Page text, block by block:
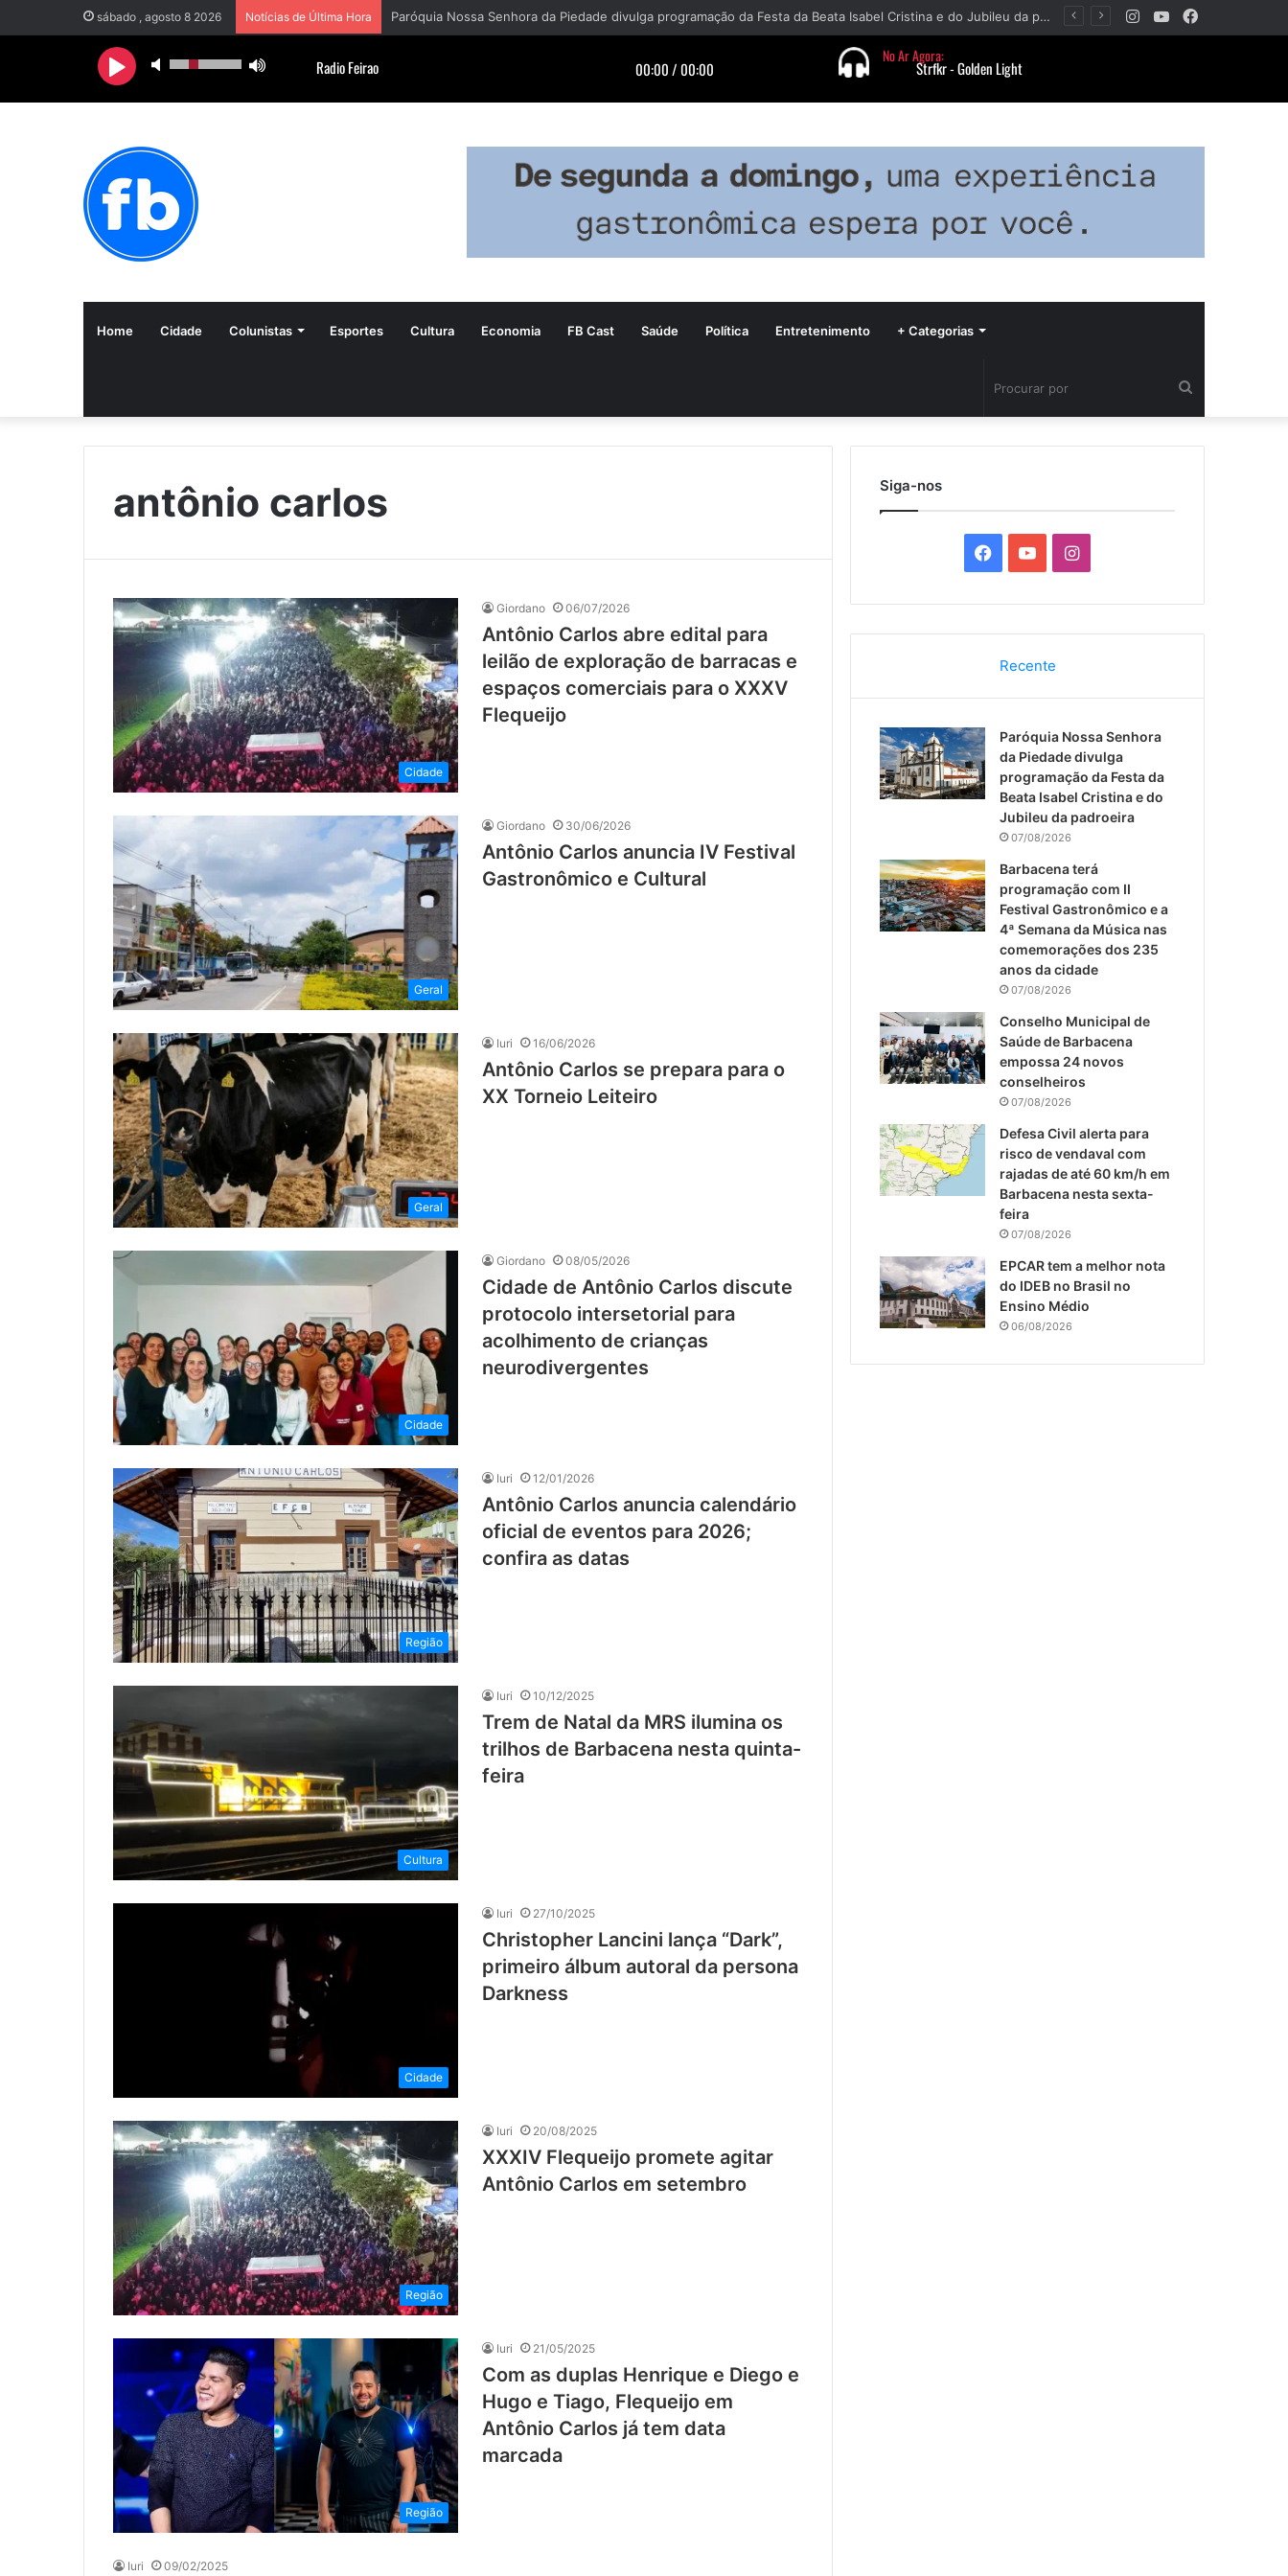
sábado , agosto 8 2026 Notícias de Última Hora Paróquia Nossa Senhora da Piedade divulga programação da Festa da Beata Isabel Cristina e do Jubileu da padroeira YouTube
Instagram
Home Cidade Colunistas Esportes Cultura Economia FB Cast Saúde Política Entretenimento + Categorias
por
antônio carlos
Cidade
Giordano 06/07/2026
Antônio Carlos abre edital para
leilão de exploração de barracas e
espaços comerciais para o XXXV
Flequeijo
Geral
Giordano 30/06/2026
Antônio Carlos anuncia IV Festival
Gastronômico e Cultural
Geral
Iuri 16/06/2026
Antônio Carlos se prepara para o
XX Torneio Leiteiro
Cidade
Giordano 08/05/2026
Cidade de Antônio Carlos discute
protocolo intersetorial para
acolhimento de crianças
neurodivergentes
Região
Iuri 12/01/2026
Antônio Carlos anuncia calendário
oficial de eventos para 2026;
confira as datas
Cultura
Iuri 10/12/2025
Trem de Natal da MRS ilumina os
trilhos de Barbacena nesta quinta-
feira
Cidade
Iuri 27/10/2025
Christopher Lancini lança “Dark”,
primeiro álbum autoral da persona
Darkness
Região
Iuri 20/08/2025
XXXIV Flequeijo promete agitar
Antônio Carlos em setembro
Região
Iuri 21/05/2025
Com as duplas Henrique e Diego e
Hugo e Tiago, Flequeijo em
Antônio Carlos já tem data
marcada
Iuri 09/02/2025
Siga-nos
c
e
b
o
o
k
u
T
u
b
e
I
s
a
g
r
a
Recente
Paróquia Nossa Senhora
da Piedade divulga
programação da Festa da
Beata Isabel Cristina e do
Jubileu da padroeira
07/08/2026
Barbacena terá
programação com II
Festival Gastronômico e a
4ª Semana da Música nas
comemorações dos 235
anos da cidade
07/08/2026
Conselho Municipal de
Saúde de Barbacena
empossa 24 novos
conselheiros
07/08/2026
Defesa Civil alerta para
risco de vendaval com
rajadas de até 60 km/h em
Barbacena nesta sexta-
feira
07/08/2026
EPCAR tem a melhor nota
do IDEB no Brasil no
Ensino Médio
06/08/2026